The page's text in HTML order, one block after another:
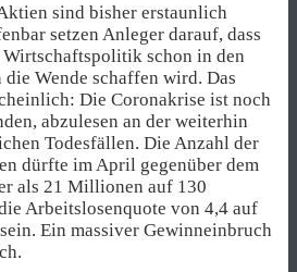
sind bisher erstaunlich
setzen Anleger darauf, dass
schon in den
Wende schaffen wird. Das
Die Coronakrise ist noch
abzulesen an der weiterhin
Todesfällen. Die Anzahl der
dürfte im April gegenüber dem
als 21 Millionen auf 130
Arbeitslosenquote von 4,4 auf
Ein massiver Gewinneinbruch